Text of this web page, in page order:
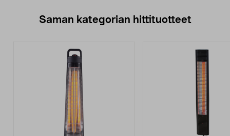
Saman kategorian hittituotteet